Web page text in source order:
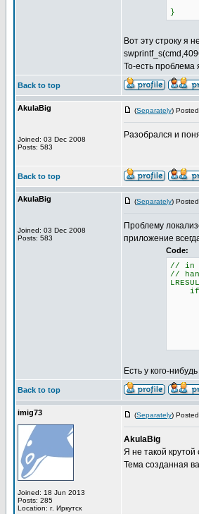
}
Вот эту строку я
То-есть проблема
Back to top
AkulaBig
Joined: 03 Dec 2008
Posts: 583
(Separately)
Разобрался и
Back to top
AkulaBig
Joined: 03 Dec 2008
Posts: 583
(Separately)
Проблему
приложение
Code:
// in
//
if
//
if
Есть у кого-
Back to top
imig73
Joined: 18 Jun 2013
Posts: 285
Location: г. Иркутск
(Separately)
AkulaBig
Я не такой
Тема созданная